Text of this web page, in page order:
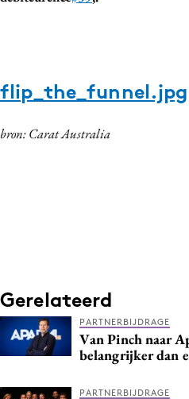
flip_the_funnel.jpg
bron: Carat Australia
Gerelateerd
PARTNERBIJDRAGE
Van Pinch naar
belangrijker dan
PARTNERBIJDRAGE